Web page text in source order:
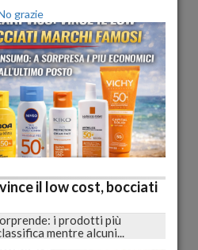
2014 2015 2016
2020 2021 2022
2026
grazie
il low cost, bocciati
i prodotti più
mentre alcuni...